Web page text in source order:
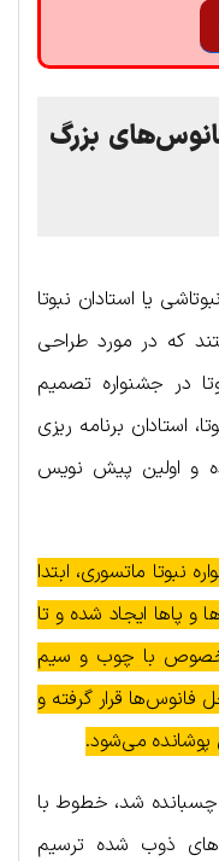
بزرگ
یا استادان نبوتا
که در مورد طراحی
در جشنواره تصمیم
استادان برنامه ریزی
و اولین پیش نویس
ماتسوری، ابتدا
پاها ایجاد شده و تا
مخصوص با چوب و سیم
قرار گرفته و
پوشانده می‌شود.
شد، خطوط با
ذوب شده ترسیم